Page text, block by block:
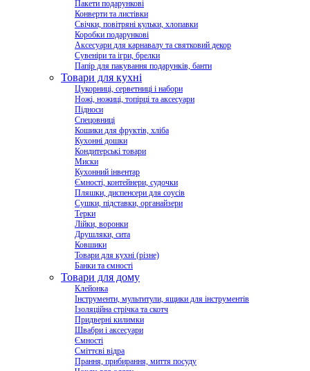
Пакети подарункові
Конверти та листівки
Свічки, повітряні кульки, хлопавки
Коробки подарункові
Аксесуари для карнавалу та святковий декор
Сувеніри та ігри, брелки
Папір для пакування подарунків, банти
Товари для кухні
Цукорниці, серветниці і набори
Ножі, ножиці, топірці та аксесуари
Підноси
Спецовниці
Кошики для фруктів, хліба
Кухонні дошки
Кондитерські товари
Миски
Кухонний інвентар
Ємності, контейнери, судочки
Пляшки, диспенсери для соусів
Сушки, підставки, органайзери
Терки
Лійки, воронки
Друшляки, сита
Ковшики
Товари для кухні (різне)
Банки та ємності
Товари для дому
Клейонка
Інструменти, мультитули, ящики для інструментів
Ізоляційна стрічка та скотч
Придверні килимки
Швабри і аксесуари
Ємності
Сміттєві відра
Прання, прибирання, миття посуду